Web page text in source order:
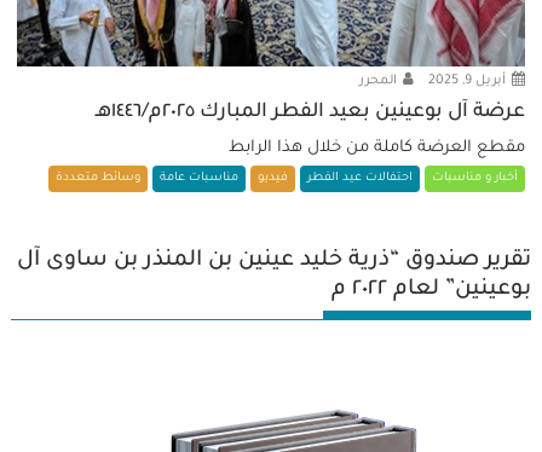
أبريل 9, 2025 المحرر
عرضة آل بوعينين بعيد الفطر المبارك ٢٠٢٥م/١٤٤٦هـ
مقطع العرضة كاملة من خلال هذا الرابط
أخبار و مناسبات احتفالات عيد الفطر فيديو مناسبات عامة وسائط متعددة
تقرير صندوق “ذرية خليد عينين بن المنذر بن ساوى آل
بوعينين” لعام ٢٠٢٢ م